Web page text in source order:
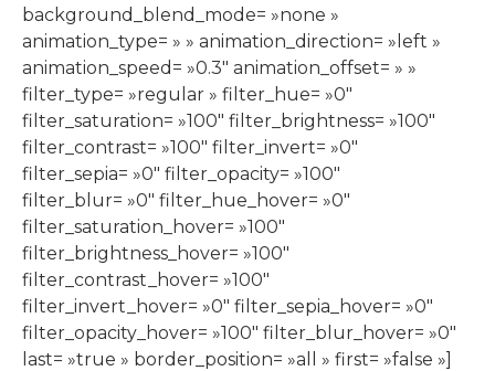
background_blend_mode= »none »
animation_type= » » animation_direction= »left »
animation_speed= »0.3″ animation_offset= » »
filter_type= »regular » filter_hue= »0″
filter_saturation= »100″ filter_brightness= »100″
filter_contrast= »100″ filter_invert= »0″
filter_sepia= »0″ filter_opacity= »100″
filter_blur= »0″ filter_hue_hover= »0″
filter_saturation_hover= »100″
filter_brightness_hover= »100″
filter_contrast_hover= »100″
filter_invert_hover= »0″ filter_sepia_hover= »0″
filter_opacity_hover= »100″ filter_blur_hover= »0″
last= »true » border_position= »all » first= »false »]